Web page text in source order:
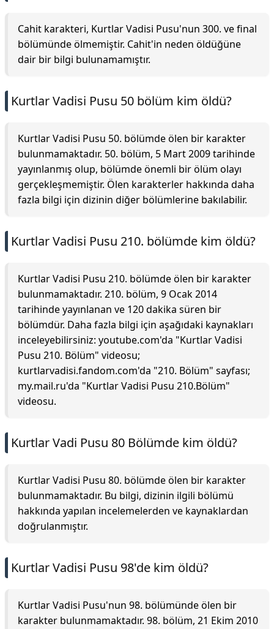
Cahit karakteri, Kurtlar Vadisi Pusu'nun 300. ve final
bölümünde ölmemiştir. Cahit'in neden öldüğüne
dair bir bilgi bulunamamıştır.
Kurtlar Vadisi Pusu 50 bölüm kim öldü?
Kurtlar Vadisi Pusu 50. bölümde ölen bir karakter
bulunmamaktadır. 50. bölüm, 5 Mart 2009 tarihinde
yayınlanmış olup, bölümde önemli bir ölüm olayı
gerçekleşmemiştir. Ölen karakterler hakkında daha
fazla bilgi için dizinin diğer bölümlerine bakılabilir.
Kurtlar Vadisi Pusu 210. bölümde kim öldü?
Kurtlar Vadisi Pusu 210. bölümde ölen bir karakter
bulunmamaktadır. 210. bölüm, 9 Ocak 2014
tarihinde yayınlanan ve 120 dakika süren bir
bölümdür. Daha fazla bilgi için aşağıdaki kaynakları
inceleyebilirsiniz: youtube.com'da "Kurtlar Vadisi
Pusu 210. Bölüm" videosu;
kurtlarvadisi.fandom.com'da "210. Bölüm" sayfası;
my.mail.ru'da "Kurtlar Vadisi Pusu 210.Bölüm"
videosu.
Kurtlar Vadi Pusu 80 Bölümde kim öldü?
Kurtlar Vadisi Pusu 80. bölümde ölen bir karakter
bulunmamaktadır. Bu bilgi, dizinin ilgili bölümü
hakkında yapılan incelemelerden ve kaynaklardan
doğrulanmıştır.
Kurtlar Vadisi Pusu 98'de kim öldü?
Kurtlar Vadisi Pusu'nun 98. bölümünde ölen bir
karakter bulunmamaktadır. 98. bölüm, 21 Ekim 2010